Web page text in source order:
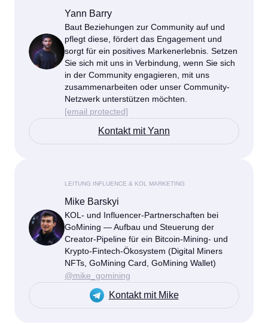
Yann Barry
Baut Beziehungen zur Community auf und
pflegt diese, fördert das Engagement und
sorgt für ein positives Markenerlebnis. Setzen
Sie sich mit uns in Verbindung, wenn Sie sich
in der Community engagieren, mit uns
zusammenarbeiten oder unser Community-
Netzwerk unterstützen möchten.
[email protected]
Kontakt mit Yann
LEITUNG INFLUENCE & KOL MARKETING
Mike Barskyi
KOL- und Influencer-Partnerschaften bei
GoMining — Aufbau und Steuerung der
Creator-Pipeline für ein Bitcoin-Mining- und
Krypto-Fintech-Ökosystem (Digital Miners
NFTs, GoMining Card, GoMining Wallet)
@mike_gomining
Kontakt mit Mike